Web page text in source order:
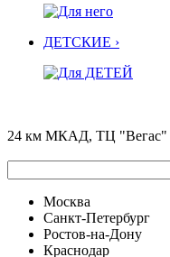
ДЕТСКИЕ ›
24 км МКАД, ТЦ "Вегас"
Москва
Санкт-Петербург
Ростов-на-Дону
Краснодар